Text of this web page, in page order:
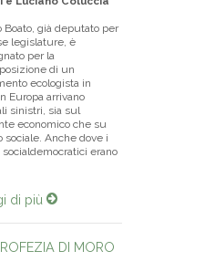
Boato, già deputato per
legislature, è
per la
di un
ecologista in
Europa arrivano
sinistri, sia sul
economico che su
sociale. Anche dove i
socialdemocratici erano
di più
DI MORO